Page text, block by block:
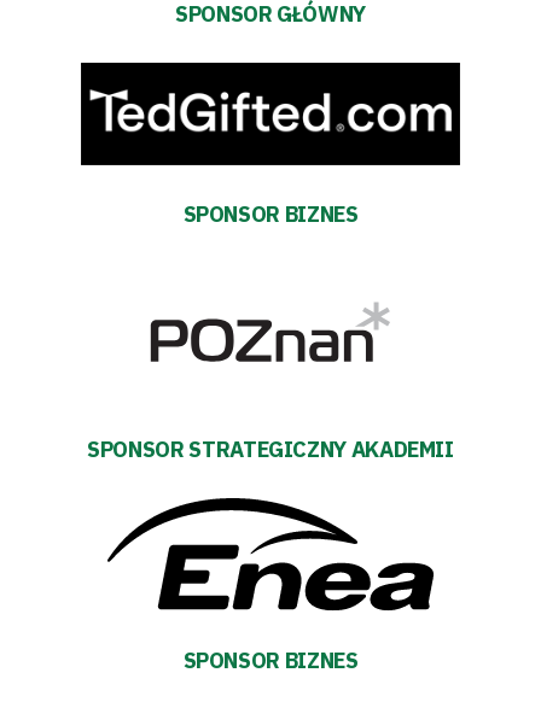
SPONSOR GŁÓWNY
SPONSOR BIZNES
SPONSOR STRATEGICZNY AKADEMII
SPONSOR BIZNES